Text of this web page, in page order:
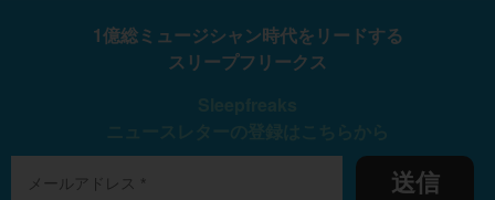
1億総ミュージシャン時代をリードする
スリープフリークス
送信